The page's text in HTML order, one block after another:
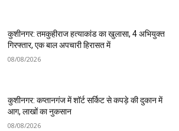
कुशीनगर: तमकुहीराज हत्याकांड का खुलासा, 4 अभियुक्त
गिरफ्तार, एक बाल अपचारी हिरासत में
08/08/2026
कुशीनगर: कप्तानगंज में शॉर्ट सर्किट से कपड़े की दुकान में
आग, लाखों का नुकसान
08/08/2026